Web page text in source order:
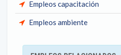
Empleos capacitación
Empleos ambiente